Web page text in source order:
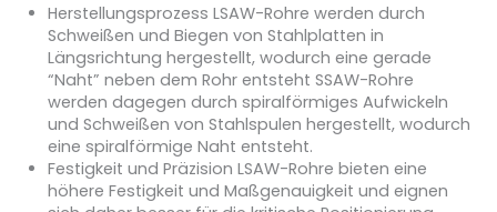
Herstellungsprozess LSAW-Rohre werden durch
Schweißen und Biegen von Stahlplatten in
Längsrichtung hergestellt, wodurch eine gerade
“Naht” neben dem Rohr entsteht SSAW-Rohre
werden dagegen durch spiralförmiges Aufwickeln
und Schweißen von Stahlspulen hergestellt, wodurch
eine spiralförmige Naht entsteht.
Festigkeit und Präzision LSAW-Rohre bieten eine
höhere Festigkeit und Maßgenauigkeit und eignen